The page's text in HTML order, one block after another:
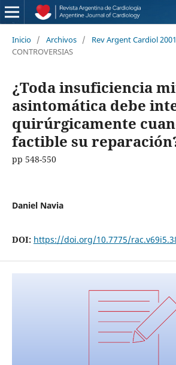
Inicio / Archivos / Rev Argent Cardiol
CONTROVERSIAS
¿Toda insuficiencia
asintomática debe
quirúrgicamente
factible su
pp 548-550
Daniel Navia
DOI: https://doi.org/10.7775/